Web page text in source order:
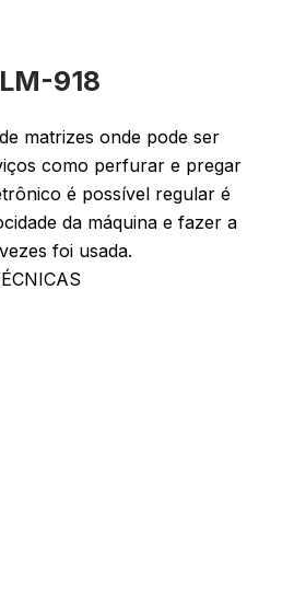
LM-918
matrizes onde pode ser
como perfurar e pregar
é possível regular é
da máquina e fazer a
foi usada.